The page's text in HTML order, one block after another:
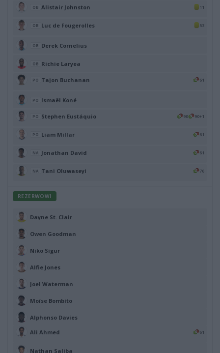
OB Alistair Johnston 11
OB Luc de Fougerolles 53
OB Derek Cornelius
OB Richie Laryea
PO Tajon Buchanan 61
PO Ismaël Koné
PO Stephen Eustáquio 90 90+1
PO Liam Millar 61
NA Jonathan David 61
NA Tani Oluwaseyi 76
REZERWOWI
Dayne St. Clair
Owen Goodman
Niko Sigur
Alfie Jones
Joel Waterman
Moïse Bombito
Alphonso Davies
Ali Ahmed 61
Nathan Saliba